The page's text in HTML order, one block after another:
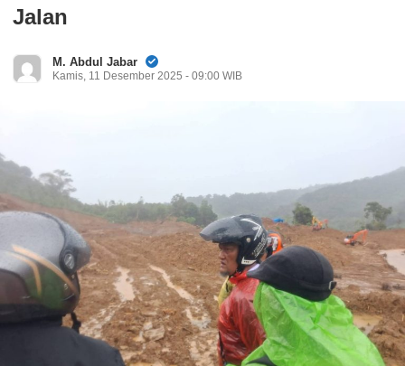
Jalan
M. Abdul Jabar
Kamis, 11 Desember 2025 - 09:00 WIB